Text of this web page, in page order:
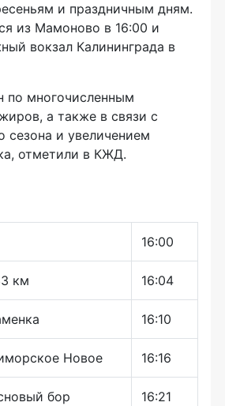
и праздничным дням.
из Мамоново в 16:00 и
вокзал Калининграда в
по многочисленным
а также в связи с
сезона и увеличением
отметили в КЖД.
16:00
км 16:04
16:10
Новое 16:16
бор 16:21